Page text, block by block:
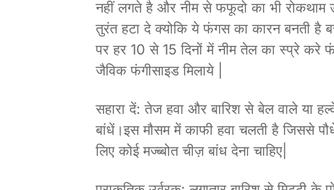
नहीं लगते है और नीम से फफूदो का भी रोकथाम
तुरंत हटा दे क्योकि ये फंगस का कारन बनती है
पर हर 10 से 15 दिनों में नीम तेल का स्प्रे करे
जैविक फंगीसाइड मिलाये |
सहारा दें: तेज हवा और बारिश से बेल वाले या
बांधें।इस मौसम में काफी हवा चलती है जिससे
लिए कोई मज्ब्बोत चीज़ बांध देना चाहिए|